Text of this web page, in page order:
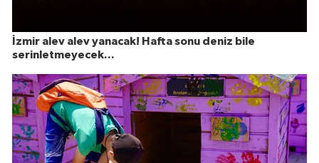
İzmir alev alev yanacak! Hafta sonu deniz bile
serinletmeyecek...